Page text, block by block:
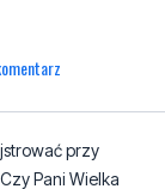
przy
wisiał...
który napisał